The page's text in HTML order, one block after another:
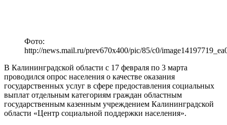
Фото:
http://news.mail.ru/prev670x400/pic/85/c0/
В Калининградской области с 17 февраля по 3 марта
проводился опрос населения о качестве оказания
государственных услуг в сфере предоставления социальных
выплат отдельным категориям граждан областным
государственным казенным учреждением Калининградской
области «Центр социальной поддержки населения».